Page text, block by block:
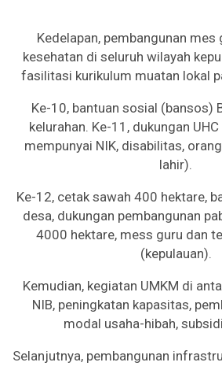
Kedelapan, pembangunan mes
kesehatan di seluruh wilayah
fasilitasi kurikulum muatan lokal
Ke-10, bantuan sosial (bansos)
kelurahan. Ke-11, dukungan
mempunyai NIK, disabilitas,
lahir).
Ke-12, cetak sawah 400 hektare,
desa, dukungan pembangunan
4000 hektare, mess guru dan
(kepulauan).
Kemudian, kegiatan UMKM di
NIB, peningkatan kapasitas,
modal usaha-hibah,
Selanjutnya, pembangunan